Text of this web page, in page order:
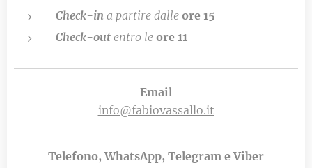
Check-in a partire dalle ore 15
Check-out entro le ore 11
Email
info@fabiovassallo.it
Telefono, WhatsApp, Telegram e Viber